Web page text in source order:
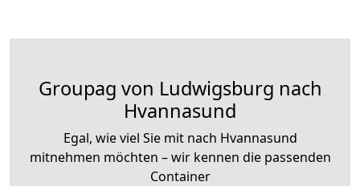
Groupag von Ludwigsburg nach
Hvannasund
Egal, wie viel Sie mit nach Hvannasund
mitnehmen möchten – wir kennen die passenden
Container